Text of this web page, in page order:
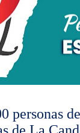
personas